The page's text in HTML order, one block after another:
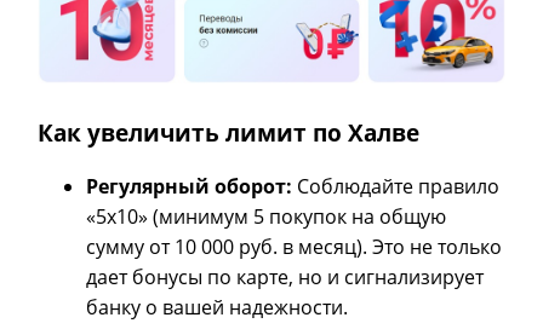
Как увеличить лимит по Халве
Регулярный оборот: Соблюдайте правило
«5х10» (минимум 5 покупок на общую
сумму от 10 000 руб. в месяц). Это не только
дает бонусы по карте, но и сигнализирует
банку о вашей надежности.